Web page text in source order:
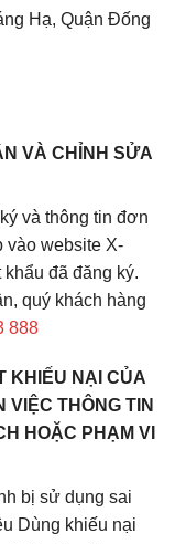
Hạ, Quận Đống
VÀ CHỈNH SỬA
và thông tin đơn
vào website X-
đã đăng ký.
quý khách hàng
888
KHIẾU NẠI CỦA
VIỆC THÔNG TIN
HOẶC PHẠM VI
bị sử dụng sai
Dùng khiếu nại